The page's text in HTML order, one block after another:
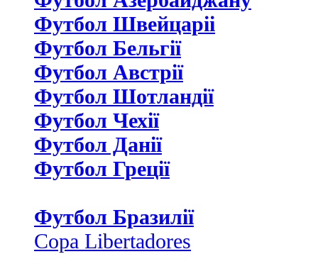
Футбол Швейцаріі
Футбол Бельгії
Футбол Австрії
Футбол Шотландії
Футбол Чехії
Футбол Данії
Футбол Греції
Футбол Бразилії
Copa Libertadores